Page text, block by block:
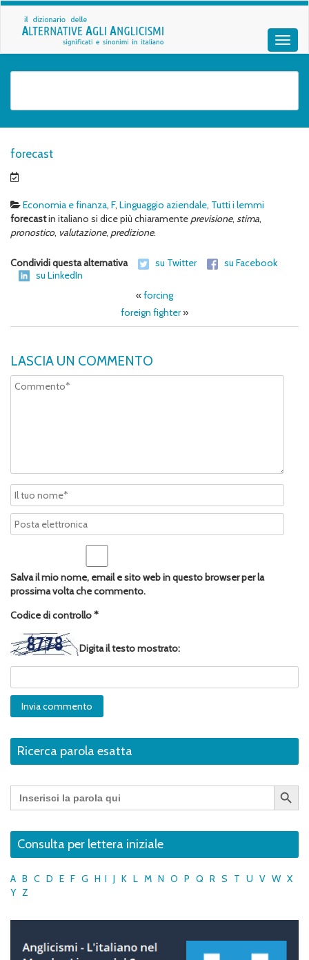
forecast
Economia e finanza, F, Linguaggio aziendale, Tutti i lemmi
forecastin italiano si dice più chiaramente previsione, stima,
pronostico, valutazione, predizione.
Condividi questa alternativa su Twitter
su Facebook
su LinkedIn
«forcing
foreign fighter»
LASCIA UN COMMENTO
Salva il mio nome, email e sito web in questo browser per la
prossima volta che commento.
Codice di controllo*
Digita il testo mostrato:
Ricerca parola esatta
Search
for:
Search Button
Consulta per lettera iniziale
A B C D E F G H I J K L M N O P Q R S T U V W X
Y Z